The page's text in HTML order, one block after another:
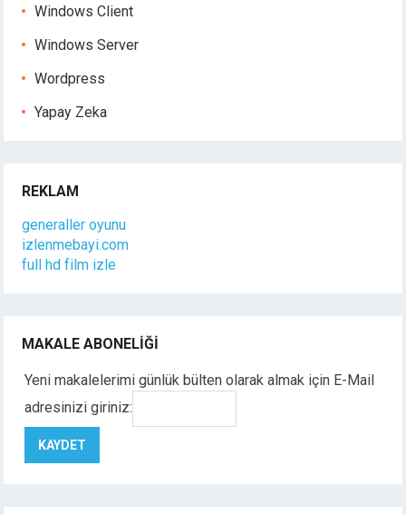
Windows Client
Windows Server
Wordpress
Yapay Zeka
REKLAM
generaller oyunu
izlenmebayi.com
full hd film izle
MAKALE ABONELIĞI
Yeni makalelerimi günlük bülten olarak almak için E-Mail
adresinizi giriniz: